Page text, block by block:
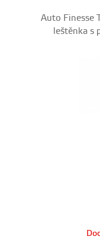
Auto Finesse
leštěnka s